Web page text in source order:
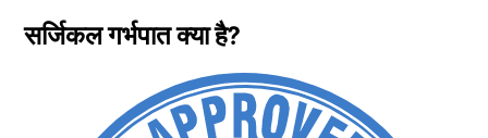
सर्जिकल गर्भपात क्या है?